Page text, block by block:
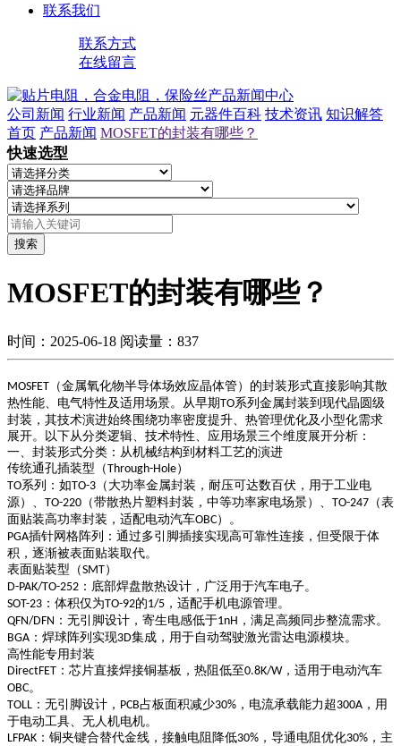
联系我们
联系方式
在线留言
公司新闻 行业新闻 产品新闻 元器件百科 技术资讯 知识解答
首页 产品新闻 MOSFET的封装有哪些？
快速选型
搜索
MOSFET的封装有哪些？
时间：2025-06-18 阅读量：837
MOSFET （金属氧化物半导体场效应晶体管）的封装形式直接影响其散
热性能、电气特性及适用场景。从早期TO系列金属封装到现代晶圆级
封装，其技术演进始终围绕功率密度提升、热管理优化及小型化需求
展开。以下从分类逻辑、技术特性、应用场景三个维度展开分析：
一、封装形式分类：从机械结构到材料工艺的演进
传统通孔插装型（Through-Hole）
TO系列 ：如TO-3 （大功率金属封装，耐压可达数百伏，用于工业电
源）、 TO-220 （带散热片塑料封装，中等功率家电场景）、 TO-247 （表
面贴装高功率封装，适配电动汽车OBC）。
PGA插针网格阵列 ：通过多引脚插接实现高可靠性连接，但受限于体
积，逐渐被表面贴装取代。
表面贴装型（SMT）
D-PAK/TO-252 ：底部焊盘散热设计，广泛用于汽车电子。
SOT-23 ：体积仅为TO-92的1/5 ，适配手机电源管理。
QFN/DFN ：无引脚设计，寄生电感低于1nH ，满足高频同步整流需求。
BGA ：焊球阵列实现3D集成，用于自动驾驶激光雷达电源模块。
高性能专用封装
DirectFET ：芯片直接焊接铜基板，热阻低至0.8K/W，适用于电动汽车
OBC。
TOLL ：无引脚设计， PCB占板面积减少30% ，电流承载能力超300A ，用
于电动工具、无人机电机。
LFPAK ：铜夹键合替代金线，接触电阻降低30% ，导通电阻优化30% ，主